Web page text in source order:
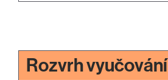
Rozvrh vyučování